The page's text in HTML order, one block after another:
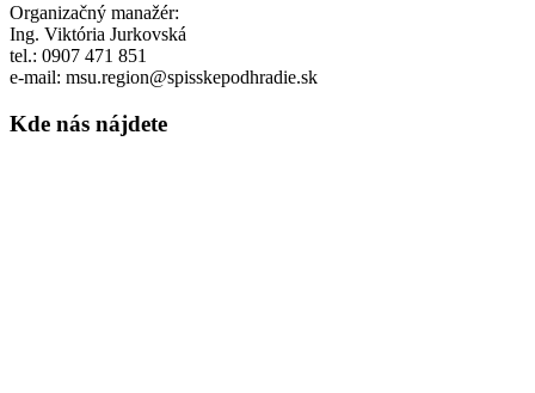
Organizačný manažér:
Ing. Viktória Jurkovská
tel.: 0907 471 851
e-mail: msu.region@spisskepodhradie.sk
Kde nás nájdete